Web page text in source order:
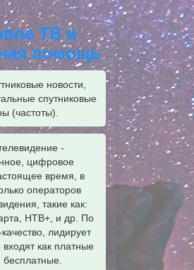
ТВ и
помощь
новости,
спутниковые
(частоты).
-
цифровое
время, в
операторов
такие как:
НТВ+, и др. По
лидирует
как платные
бесплатные.